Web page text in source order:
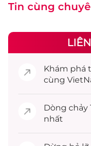
Tin cùng
Khám phá
cùng
Dòng chảy
nhất